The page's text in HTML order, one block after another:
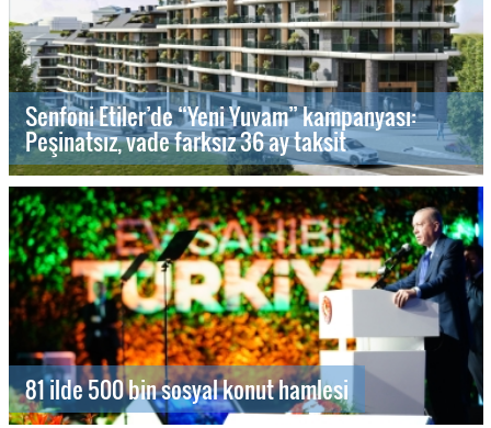
Senfoni Etiler’de “Yeni Yuvam” kampanyası:
Peşinatsız, vade farksız 36 ay taksit
81 ilde 500 bin sosyal konut hamlesi